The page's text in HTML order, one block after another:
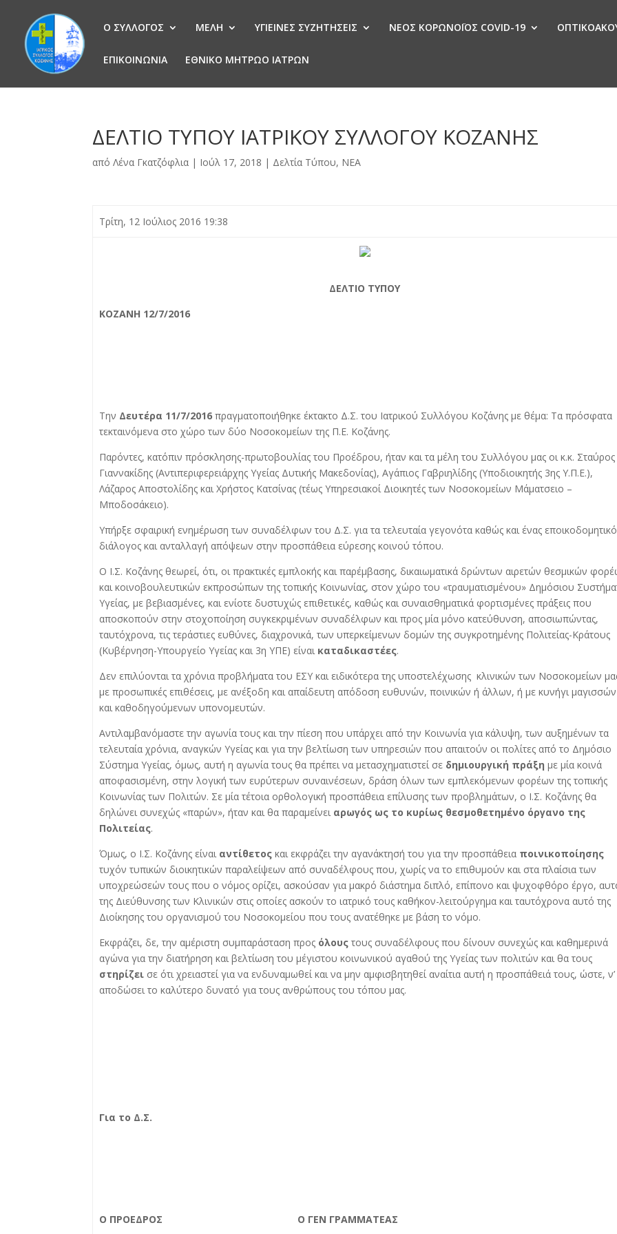
Ο ΣΥΛΛΟΓΟΣ ΜΕΛΗ ΥΓΙΕΙΝΕΣ ΣΥΖΗΤΗΣΕΙΣ ΝΕΟΣ ΚΟΡΩΝΟΪΟΣ COVID-19
ΕΠΙΚΟΙΝΩΝΙΑ ΕΘΝΙΚΟ ΜΗΤΡΩΟ ΙΑΤΡΩΝ
ΔΕΛΤΙΟ ΤΥΠΟΥ ΙΑΤΡΙΚΟΥ ΣΥΛΛΟΓΟΥ ΚΟΖΑΝΗΣ
απόΛένα Γκατζόφλια | Ιούλ 17, 2018 | Δελτία Τύπου, ΝΕΑ
Τρίτη, 12 Ιούλιος 2016 19:38
ΔΕΛΤΙΟ ΤΥΠΟΥ
ΚΟΖΑΝΗ 12/7/2016
Την Δευτέρα 11/7/2016πραγματοποιήθηκε έκτακτο Δ.Σ. του Ιατρικού Συλλόγου Κοζάνης με θέμα: Τα πρόσφατα
τεκταινόμενα στο χώρο των δύο Νοσοκομείων της Π.Ε. Κοζάνης.
Παρόντες, κατόπιν πρόσκλησης-πρωτοβουλίας του Προέδρου, ήταν και τα μέλη του Συλλόγου μας οι κ.κ. Σταύρος
Γιαννακίδης (Αντιπεριφερειάρχης Υγείας Δυτικής Μακεδονίας), Αγάπιος Γαβριηλίδης (Υποδιοικητής 3ης Υ.Π.Ε.),
Λάζαρος Αποστολίδης και Χρήστος Κατσίνας (τέως Υπηρεσιακοί Διοικητές των Νοσοκομείων Μάματσειο –
Μποδοσάκειο).
Υπήρξε σφαιρική ενημέρωση των συναδέλφων του Δ.Σ. για τα τελευταία γεγονότα καθώς και ένας
διάλογος και ανταλλαγή απόψεων στην προσπάθεια εύρεσης κοινού τόπου.
Ο Ι.Σ. Κοζάνης θεωρεί, ότι, οι πρακτικές εμπλοκής και παρέμβασης, δικαιωματικά δρώντων αιρετών θεσμικών
και κοινοβουλευτικών εκπροσώπων της τοπικής Κοινωνίας, στον χώρο του «τραυματισμένου» Δημόσιου
Υγείας, με βεβιασμένες, και ενίοτε δυστυχώς επιθετικές, καθώς και συναισθηματικά φορτισμένες πράξεις που
αποσκοπούν στην στοχοποίηση συγκεκριμένων συναδέλφων και προς μία μόνο κατεύθυνση, αποσιωπώντας,
ταυτόχρονα, τις τεράστιες ευθύνες, διαχρονικά, των υπερκείμενων δομών της συγκροτημένης Πολιτείας-Κράτους
(Κυβέρνηση-Υπουργείο Υγείας και 3η ΥΠΕ) είναι καταδικαστέες.
Δεν επιλύονται τα χρόνια προβλήματα του ΕΣΥ και ειδικότερα της υποστελέχωσης κλινικών των Νοσοκομείων
με προσωπικές επιθέσεις, με ανέξοδη και απαίδευτη απόδοση ευθυνών, ποινικών ή άλλων, ή με κυνήγι μαγισσών
και καθοδηγούμενων υπονομευτών.
Αντιλαμβανόμαστε την αγωνία τους και την πίεση που υπάρχει από την Κοινωνία για κάλυψη, των αυξημένων τα
τελευταία χρόνια, αναγκών Υγείας και για την βελτίωση των υπηρεσιών που απαιτούν οι πολίτες από το Δημόσιο
Σύστημα Υγείας, όμως, αυτή η αγωνία τους θα πρέπει να μετασχηματιστεί σε δημιουργική πράξη με μία κοινά
αποφασισμένη, στην λογική των ευρύτερων συναινέσεων, δράση όλων των εμπλεκόμενων φορέων της τοπικής
Κοινωνίας των Πολιτών. Σε μία τέτοια ορθολογική προσπάθεια επίλυσης των προβλημάτων, ο Ι.Σ. Κοζάνης θα
δηλώνει συνεχώς «παρών», ήταν και θα παραμείνει αρωγός ως το κυρίως θεσμοθετημένο όργανο της
Πολιτείας.
Όμως, ο Ι.Σ. Κοζάνης είναι αντίθετοςκαι εκφράζει την αγανάκτησή του για την προσπάθεια ποινικοποίησης
τυχόν τυπικών διοικητικών παραλείψεων από συναδέλφους που, χωρίς να το επιθυμούν και στα πλαίσια των
υποχρεώσεών τους που ο νόμος ορίζει, ασκούσαν για μακρό διάστημα διπλό, επίπονο και ψυχοφθόρο έργο,
της Διεύθυνσης των Κλινικών στις οποίες ασκούν το ιατρικό τους καθήκον-λειτούργημα και ταυτόχρονα αυτό της
Διοίκησης του οργανισμού του Νοσοκομείου που τους ανατέθηκε με βάση το νόμο.
Εκφράζει, δε, την αμέριστη συμπαράσταση προς όλουςτους συναδέλφους που δίνουν συνεχώς και καθημερινά
αγώνα για την διατήρηση και βελτίωση του μέγιστου κοινωνικού αγαθού της Υγείας των πολιτών και θα τους
στηρίζεισε ότι χρειαστεί για να ενδυναμωθεί και να μην αμφισβητηθεί αναίτια αυτή η προσπάθειά τους, ώστε, ν’
αποδώσει το καλύτερο δυνατό για τους ανθρώπους του τόπου μας.
Για το Δ.Σ.
Ο ΠΡΟΕΔΡΟΣ Ο ΓΕΝ ΓΡΑΜΜΑΤΕΑΣ